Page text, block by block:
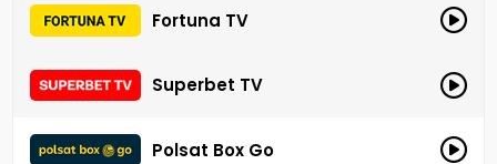
Fortuna TV
Superbet TV
Polsat Box Go